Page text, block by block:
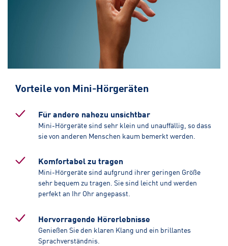
Vorteile von Mini-Hörgeräten
Für andere nahezu unsichtbar
Mini-Hörgeräte sind sehr klein und unauffällig, so dass
sie von anderen Menschen kaum bemerkt werden.
Komfortabel zu tragen
Mini-Hörgeräte sind aufgrund ihrer geringen Größe
sehr bequem zu tragen. Sie sind leicht und werden
perfekt an Ihr Ohr angepasst.
Hervorragende Hörerlebnisse
Genießen Sie den klaren Klang und ein brillantes
Sprachverständnis.